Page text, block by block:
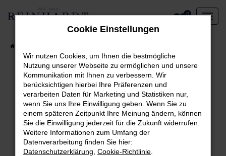
Zum
0
Fehler: Network Error
Beim Laden ist ein Fehler aufgetreten.
Hier sind ein paar Tipps, die dir helfen können:
Überprüfe deine Firewall und deine
Internetverbindung.
Laden andere Webseiten, zum Beispiel deine
Cookie Einstellungen
Wir nutzen Cookies, um Ihnen die bestmögliche
Nutzung unserer Webseite zu ermöglichen und unsere
Kommunikation mit Ihnen zu verbessern. Wir
berücksichtigen hierbei Ihre Präferenzen und
verarbeiten Daten für Marketing und Statistiken nur,
wenn Sie uns Ihre Einwilligung geben. Wenn Sie zu
einem späteren Zeitpunkt Ihre Meinung ändern, können
Sie die Einwilligung jederzeit für die Zukunft widerrufen.
Weitere Informationen zum Umfang der
Datenverarbeitung finden Sie hier:
Datenschutzerklärung Cookie-Richtlinie